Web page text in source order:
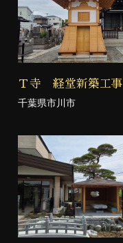
Ｔ寺 経堂新築工事
千葉県市川市